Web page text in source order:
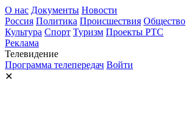
О нас Документы Новости
Россия Политика Происшествия Общество
Культура Спорт Туризм Проекты РТС
Реклама
Телевидение
Программа телепередач Войти
✕